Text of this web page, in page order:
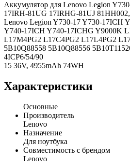
Аккумулятор для Lenovo Legion
17IRH-81UG 17IRHG-81UJ 81HH002,
Lenovo Legion Y730-17 Y730-17ICH
Y740-17ICH Y740-17ICHG Y9000K
L17M4PG2 L17C4PG2 L17L4PG2
5B10Q88558 5B10Q88556
4ICP6/54/90
15 36V, 4955mAh 74WH
Характеристики
Основные
Производитель
Lenovo
Назначение
Для ноутбука
Совместимость с брендом
Lenovo